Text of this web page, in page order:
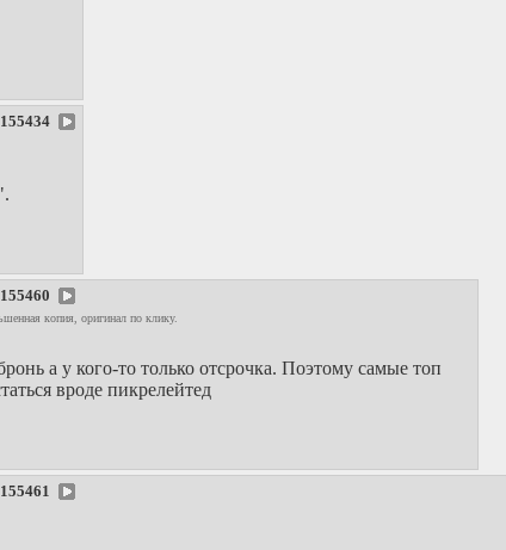
155434
155460
копия, оригинал по клику.
а у кого-то только отсрочка. Поэтому самые топ
вроде пикрелейтед
155461